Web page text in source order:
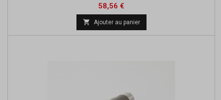
Prix
58,56 €
base
 Ajouter au panier